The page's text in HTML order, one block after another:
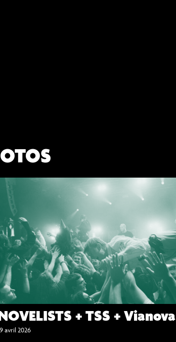
+ TSS + Vianova
avril 2026